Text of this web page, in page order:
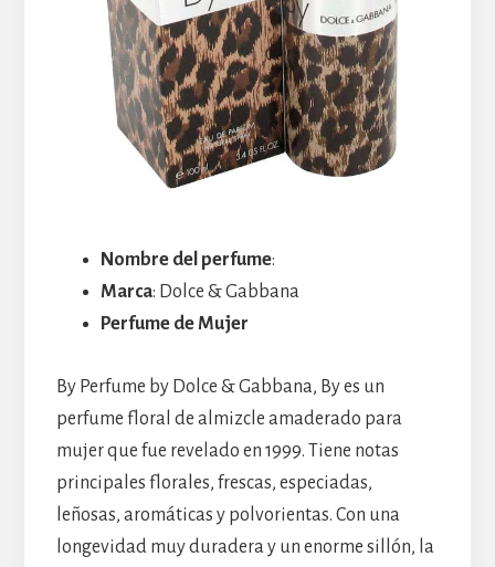
Nombre del perfume:
Marca: Dolce & Gabbana
Perfume de Mujer
By Perfume by Dolce & Gabbana, By es un
perfume floral de almizcle amaderado para
mujer que fue revelado en 1999. Tiene notas
principales florales, frescas, especiadas,
leñosas, aromáticas y polvorientas. Con una
longevidad muy duradera y un enorme sillón, la